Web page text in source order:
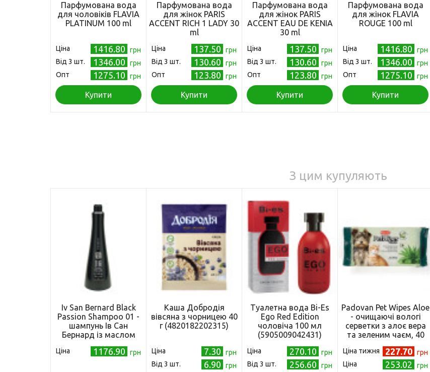
Парфумована вода
для чоловіків FLAVIA
PLATINUM 100 ml
Ціна 1416.80
грн
Від 3 шт.
1346.00
грн
Опт
1275.10 грн
Купити
Парфумована вода
для жінок PARIS
ACCENT RICH 1 LADY 30
ml
Ціна 137.50
грн
Від 3 шт.
130.60
грн
Опт
123.80 грн
Купити
Парфумована вода
для жінок PARIS
ACCENT EAU DE KENIA
30 ml
Ціна 137.50
грн
Від 3 шт.
130.60
грн
Опт
123.80 грн
Купити
Парфумована вода
для жінок FLAVIA
ROUGE 100 ml
Ціна 1416.80
грн
Від 3 шт.
1346.00
грн
Опт
1275.10 грн
Купити
З цим купуляють
Iv San Bernard Black
Passion Shampoo 01 -
шампунь Ів Сан
Бернард із маслом
очищувальне дія 250
Ціна 1176.90 грн
Каша Добродія
вівсяна з чорницею 40
г (4820182202315)
Ціна 7.30
грн
Від 3 шт.
6.90
грн
Туалетна вода Bi-Es
Ego Red Edition
чоловіча 100 мл
(5905009042431)
Ціна 270.10
грн
Від 3 шт.
256.60
грн
Padovan Pet Wipes Aloe
- очищаючі вологі
серветки з алоє вера
та зеленим чаєм, 40
Ціна тижня 227.70 грн
Ціна
253.02 грн